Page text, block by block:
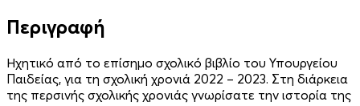
Περιγραφή
Ηχητικό από το επίσημο σχολικό βιβλίο του Υπουργείου
Παιδείας, για τη σχολική χρονιά 2022 – 2023. Στη διάρκεια
της περσινής σχολικής χρονιάς γνωρίσατε την ιστορία της